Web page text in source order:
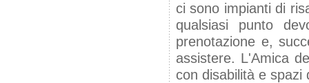
ci sono impianti di
qualsiasi punto
prenotazione e,
assistere. L'Amica
con disabilità e spazi